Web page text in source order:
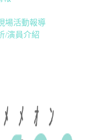
場活動報導
/演員介紹